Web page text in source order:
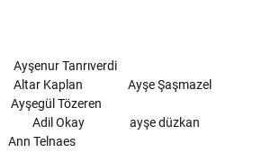
Ayşenur Tanrıverdi
Altar Kaplan
Ayşe Şaşmazel
Ayşegül Tözeren
Adil Okay
ayşe düzkan
Ann Telnaes